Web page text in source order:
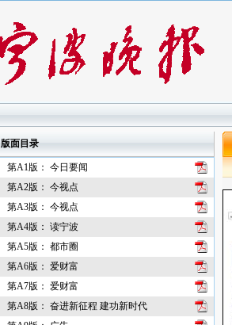
版面目录
第A1版： 今日要闻
第A2版： 今视点
第A3版： 今视点
第A4版： 读宁波
第A5版： 都市圈
第A6版： 爱财富
第A7版： 爱财富
第A8版： 奋进新征程 建功新时代